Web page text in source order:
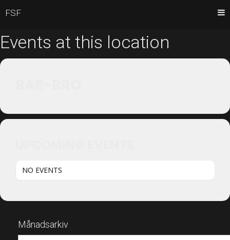
Events at this location
NO EVENTS
Månadsarkiv
FSF